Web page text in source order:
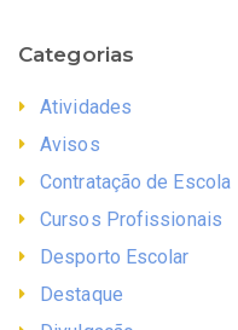
conteúdos
Categorias
Atividades
Avisos
Contratação de Escola
Cursos Profissionais
Desporto Escolar
Destaque